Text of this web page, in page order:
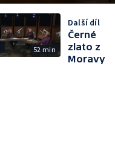
52 min
Další díl
Černé
zlato z
Moravy